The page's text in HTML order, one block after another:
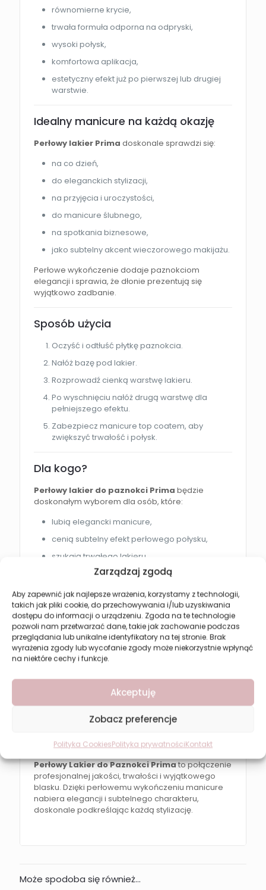
Zarządzaj zgodą
Aby zapewnić jak najlepsze wrażenia, korzystamy z technologii,
takich jak pliki cookie, do przechowywania i/lub uzyskiwania
dostępu do informacji o urządzeniu. Zgoda na te technologie
pozwoli nam przetwarzać dane, takie jak zachowanie podczas
przeglądania lub unikalne identyfikatory na tej stronie. Brak
wyrażenia zgody lub wycofanie zgody może niekorzystnie wpłynąć
na niektóre cechy i funkcje.
Akceptuję
Zobacz preferencje
Polityka CookiesPolityka prywatnościKontakt
równomierne krycie,
trwała formuła odporna na odpryski,
wysoki połysk,
komfortowa aplikacja,
estetyczny efekt już po pierwszej lub drugiej
warstwie.
Idealny manicure na każdą okazję
Perłowy lakier Prima doskonale sprawdzi się:
na co dzień,
do eleganckich stylizacji,
na przyjęcia i uroczystości,
do manicure ślubnego,
na spotkania biznesowe,
jako subtelny akcent wieczorowego makijażu.
Perłowe wykończenie dodaje paznokciom
elegancji i sprawia, że dłonie prezentują się
wyjątkowo zadbanie.
Sposób użycia
Oczyść i odtłuść płytkę paznokcia.
Nałóż bazę pod lakier.
Rozprowadź cienką warstwę lakieru.
Po wyschnięciu nałóż drugą warstwę dla
pełniejszego efektu.
Zabezpiecz manicure top coatem, aby
zwiększyć trwałość i połysk.
Dla kogo?
Perłowy lakier do paznokci Prima będzie
doskonałym wyborem dla osób, które:
lubią elegancki manicure,
cenią subtelny efekt perłowego połysku,
szukają trwałego lakieru,
oczekują łatwej aplikacji,
chcą uzyskać profesjonalny efekt w
domowych warunkach.
Efekt
Po zastosowaniu lakieru paznokcie zyskują:
intensywny kolor,
gładką powierzchnię,
trwałe wykończenie,
estetyczny i zadbany wygląd.
Perłowy Lakier do Paznokci Primato połączenie
profesjonalnej jakości, trwałości i wyjątkowego
blasku. Dzięki perłowemu wykończeniu manicure
nabiera elegancji i subtelnego charakteru,
doskonale podkreślając każdą stylizację.
Może spodoba się również…